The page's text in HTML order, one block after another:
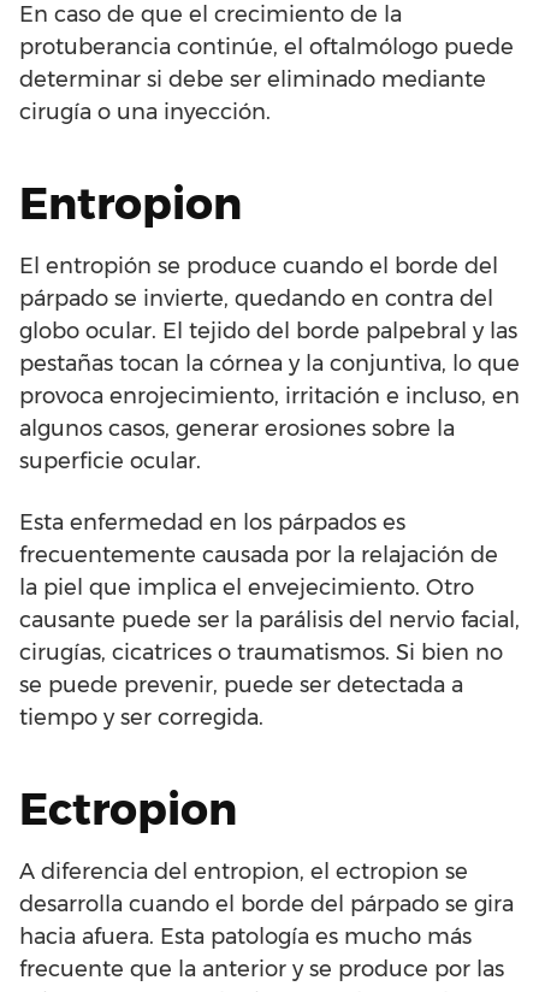
En caso de que el crecimiento de la
protuberancia continúe, el oftalmólogo puede
determinar si debe ser eliminado mediante
cirugía o una inyección.
Entropion
El entropión se produce cuando el borde del
párpado se invierte, quedando en contra del
globo ocular. El tejido del borde palpebral y las
pestañas tocan la córnea y la conjuntiva, lo que
provoca enrojecimiento, irritación e incluso, en
algunos casos, generar erosiones sobre la
superficie ocular.
Esta enfermedad en los párpados es
frecuentemente causada por la relajación de
la piel que implica el envejecimiento. Otro
causante puede ser la parálisis del nervio facial,
cirugías, cicatrices o traumatismos. Si bien no
se puede prevenir, puede ser detectada a
tiempo y ser corregida.
Ectropion
A diferencia del entropion, el ectropion se
desarrolla cuando el borde del párpado se gira
hacia afuera. Esta patología es mucho más
frecuente que la anterior y se produce por las